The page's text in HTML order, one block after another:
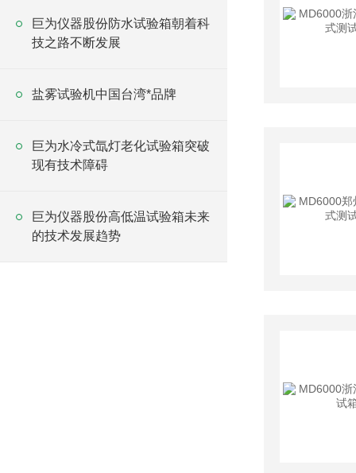
巨为仪器股份防水试验箱朝着科
技之路不断发展
盐雾试验机中国台湾*品牌
巨为水冷式氙灯老化试验箱突破
现有技术障碍
巨为仪器股份高低温试验箱未来
的技术发展趋势